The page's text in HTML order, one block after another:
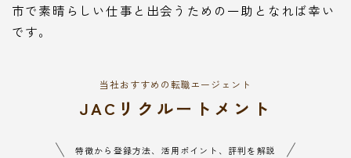
市で素晴らしい仕事と出会うための一助となれば幸い
です。
当社おすすめの転職エージェント
JACリクルートメント
特徴から登録方法、活用ポイント、評判を解説